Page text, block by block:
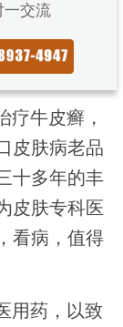
一交流
疗牛皮癣，
皮肤病老品
十多年的丰
皮肤专科医
看病，值得
用药，以致